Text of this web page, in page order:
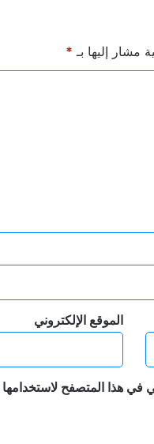
مشار إليها بـ *
الموقع الإلكتروني
في هذا المتصفح